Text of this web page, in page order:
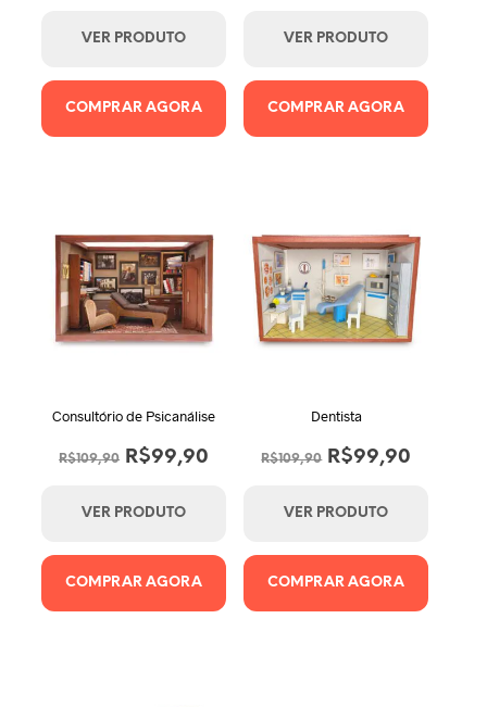
original
R$149,90.
R$139,90.
VER PRODUTO
COMPRAR AGORA
original
R$99,90.
VER PRODUTO
COMPRAR AGORA
Consultório de Psicanálise
R$109,90
O
original
R$109,90.
R$99,90
R$99,90.
VER PRODUTO
COMPRAR AGORA
Dentista
R$109,90
O
original
R$109,90.
R$99,90
VER PRODUTO
COMPRAR AGORA